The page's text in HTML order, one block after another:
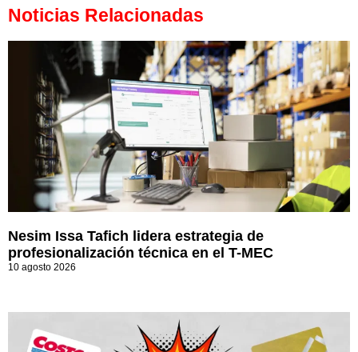
Noticias Relacionadas
Nesim Issa Tafich lidera estrategia de
profesionalización técnica en el T-MEC
10 agosto 2026